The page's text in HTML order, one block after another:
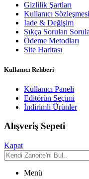
Gizlilik Şartları
Kullanıcı Sözleşmesi
İade & Değişim
Sıkça Sorulan
Ödeme Metodları
Site Haritası
Kullanıcı Rehberi
Kullanıcı Paneli
Editörün Seçimi
İndirimli Ürünler
Alışveriş Sepeti
Kapat
Menü